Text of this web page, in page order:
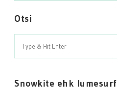
Otsi
Search
for:
Snowkite ehk lumesurf